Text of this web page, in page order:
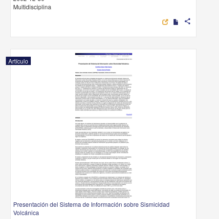
Multidisciplina
share
Artículo
Presentación del Sistema de Información sobre Sismicidad
Volcánica